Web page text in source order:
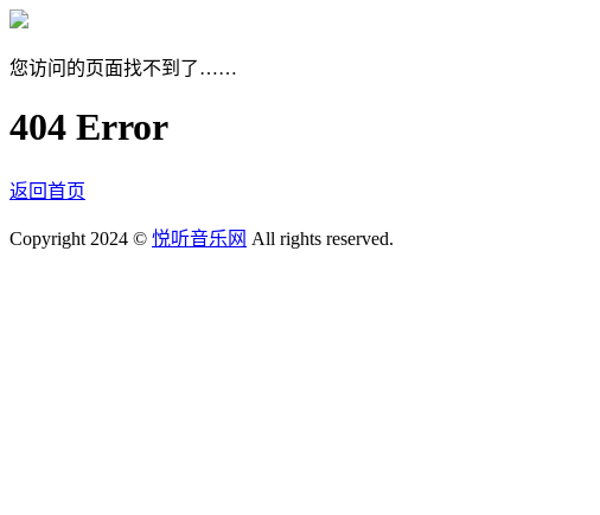
您访问的页面找不到了……
404 Error
返回首页
Copyright 2024 © 悦听音乐网 All rights reserved.